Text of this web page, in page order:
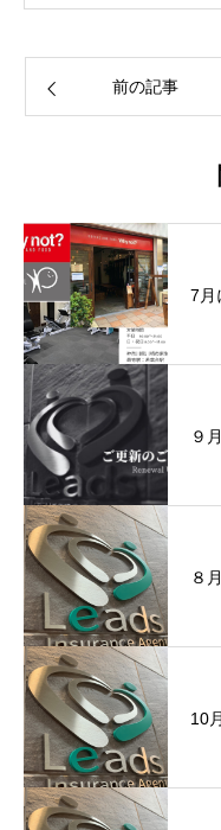
前の記事
7月
９
８
10